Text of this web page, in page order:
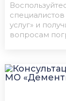
услуг» и
вопросам